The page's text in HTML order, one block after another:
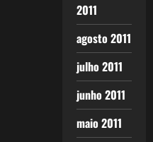
2011
agosto 2011
julho 2011
junho 2011
maio 2011